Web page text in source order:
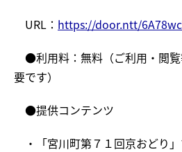
URL： https://door.ntt/
●利用料：無料（ご利用・閲
要です）
●提供コンテンツ
・「宮川町第７１回京おどり